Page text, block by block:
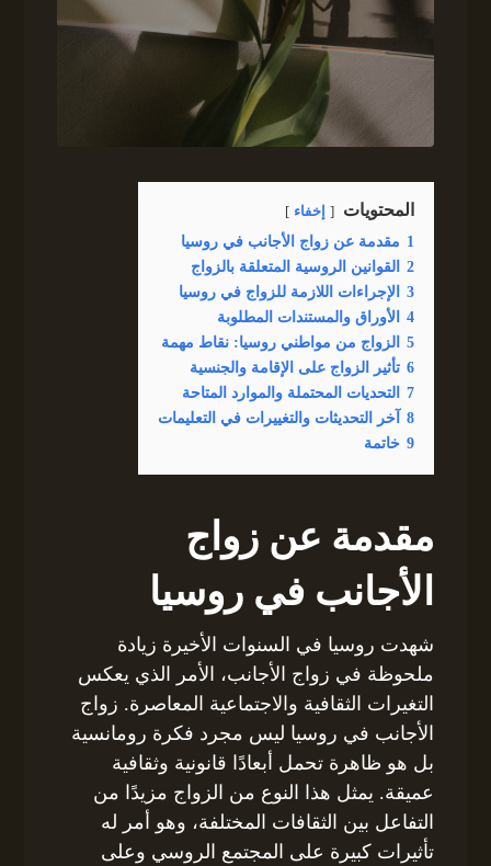
المحتويات إخفاء
1 مقدمة عن زواج الأجانب في روسيا
2
القوانين الروسية المتعلقة بالزواج
3
الإجراءات اللازمة للزواج في روسيا
4
الأوراق والمستندات المطلوبة
5
الزواج من مواطني روسيا: نقاط مهمة
6 تأثير الزواج على الإقامة والجنسية
7
التحديات المحتملة والموارد المتاحة
8
آخر التحديثات والتغييرات في التعليمات
9 خاتمة
مقدمة عن زواج
الأجانب في روسيا
شهدت روسيا في السنوات الأخيرة زيادة
ملحوظة في زواج الأجانب، الأمر الذي يعكس
التغيرات الثقافية والاجتماعية المعاصرة. زواج
الأجانب في روسيا ليس مجرد فكرة رومانسية
بل هو ظاهرة تحمل أبعادًا قانونية وثقافية
عميقة. يمثل هذا النوع من الزواج مزيدًا من
التفاعل بين الثقافات المختلفة، وهو أمر له
تأثيرات كبيرة على المجتمع الروسي وعلى